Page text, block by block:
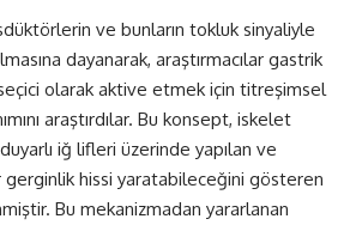
ve bunların tokluk sinyaliyle
dayanarak, araştırmacılar gastrik
olarak aktive etmek için titreşimsel
araştırdılar. Bu konsept, iskelet
iğ lifleri üzerinde yapılan ve
gerginlik hissi yaratabileceğini gösteren
Bu mekanizmadan yararlanan